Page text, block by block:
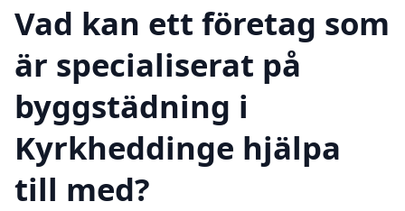
Vad kan ett företag som
är specialiserat på
byggstädning i
Kyrkheddinge hjälpa
till med?